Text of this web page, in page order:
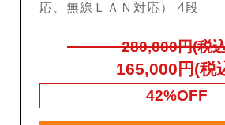
応、無線ＬＡＮ対応） 4段
280,000円(税
165,000円(税
42%OFF